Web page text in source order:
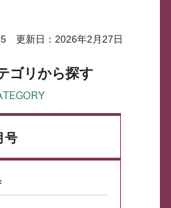
更新日：2026年2月27日
ゴリから探す
号